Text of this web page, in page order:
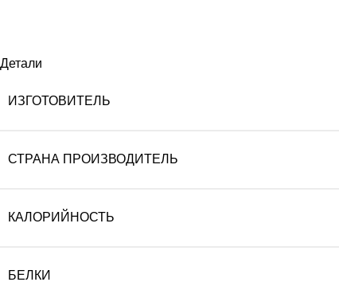
Детали
ИЗГОТОВИТЕЛЬ
СТРАНА ПРОИЗВОДИТЕЛЬ
КАЛОРИЙНОСТЬ
БЕЛКИ